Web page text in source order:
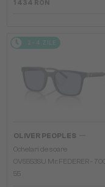
1 434 RON
2-4 ZILE
OLIVER PEOPLES
Ochelari de soare
OV5553SU Mr. FEDERER -
55